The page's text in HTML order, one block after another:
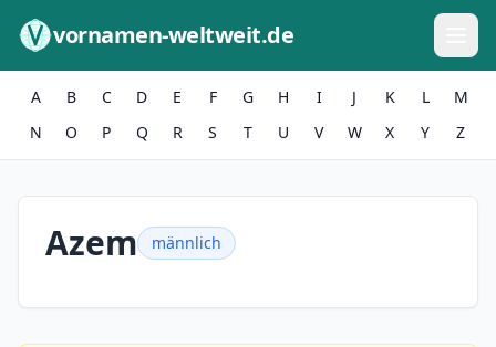
vornamen-weltweit.de
A B C D E F G H I J K L
M
N
O P Q R S T U V W X Y Z
Azem männlich